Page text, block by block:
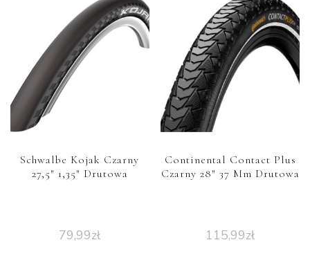
Schwalbe Kojak Czarny
27,5″ 1,35″ Drutowa
79,99zł
Continental Contact Plus
Czarny 28″ 37 Mm Drutowa
115,99zł